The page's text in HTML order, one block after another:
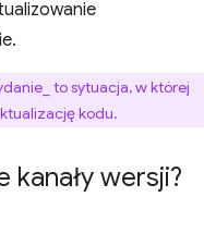
to sytuacja, w której
kodu.
wersji?